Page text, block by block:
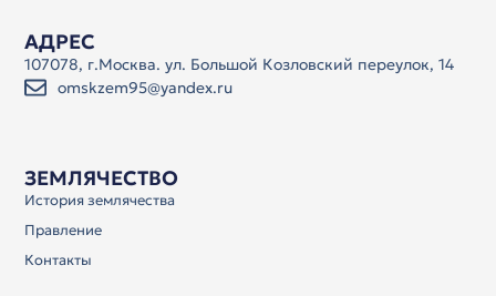
ЗЕМЛЯЧЕСТВО
История землячества
Правление
Контакты
АДРЕС
107078, г.Москва. ул. Большой Козловский переулок, 14
omskzem95@yandex.ru